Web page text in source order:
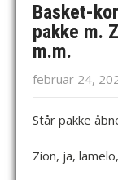
Basket-
pakke m.
m.m.
februar 24,
Står pakke
Zion, ja,